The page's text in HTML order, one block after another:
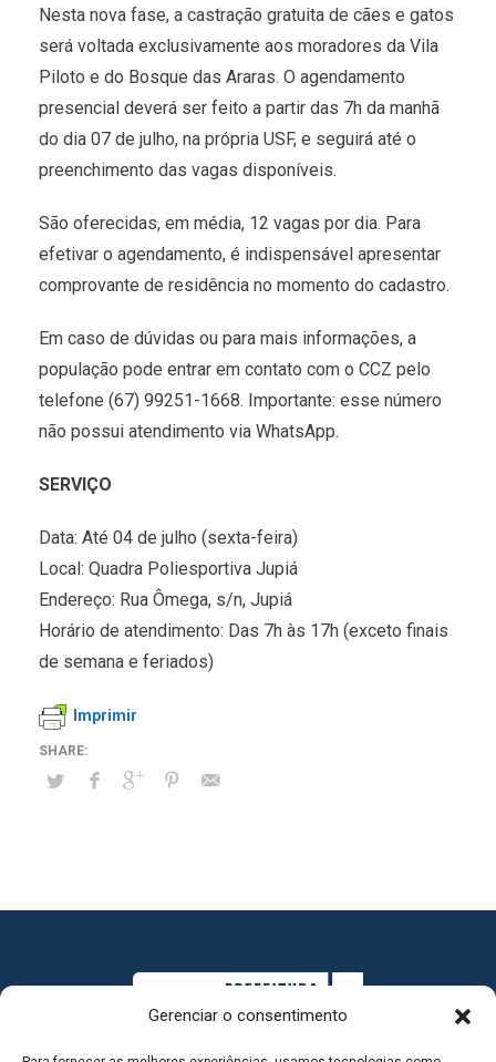
Gerenciar o consentimento
Nesta nova fase, a castração gratuita de cães e gatos
será voltada exclusivamente aos moradores da Vila
Piloto e do Bosque das Araras. O agendamento
presencial deverá ser feito a partir das 7h da manhã
do dia 07 de julho, na própria USF, e seguirá até o
preenchimento das vagas disponíveis.
São oferecidas, em média, 12 vagas por dia. Para
efetivar o agendamento, é indispensável apresentar
comprovante de residência no momento do cadastro.
Em caso de dúvidas ou para mais informações, a
população pode entrar em contato com o CCZ pelo
telefone (67) 99251-1668. Importante: esse número
não possui atendimento via WhatsApp.
SERVIÇO
Data: Até 04 de julho (sexta-feira)
Local: Quadra Poliesportiva Jupiá
Endereço: Rua Ômega, s/n, Jupiá
Horário de atendimento: Das 7h às 17h (exceto finais
de semana e feriados)
Imprimir